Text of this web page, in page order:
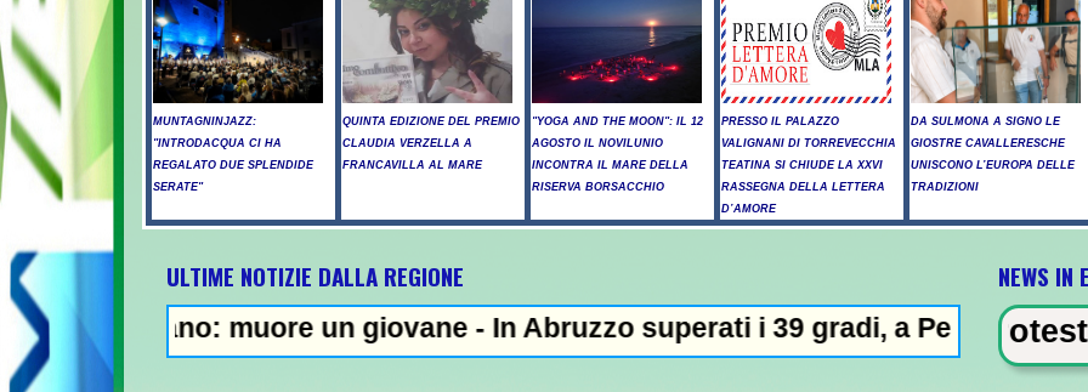
MUNTAGNINJAZZ:
"INTRODACQUA CI HA
REGALATO DUE SPLENDIDE
SERATE"
QUINTA EDIZIONE DEL PREMIO
CLAUDIA VERZELLA A
FRANCAVILLA AL MARE
"YOGA AND THE MOON": IL 12
AGOSTO IL NOVILUNIO
INCONTRA IL MARE DELLA
RISERVA BORSACCHIO
PRESSO IL PALAZZO
VALIGNANI DI TORREVECCHIA
TEATINA SI CHIUDE LA XXVI
RASSEGNA DELLA LETTERA
D’AMORE
DA SULMONA A SIGNO LE
GIOSTRE CAVALLERESCHE
UNISCONO L’EUROPA DELLE
TRADIZIONI
ULTIME NOTIZIE DALLA REGIONE
muore un giovane - In Abruzzo superati i 39 gradi, a Pescara nove giorni
NEWS IN
NEWS IN EVIDENZA - Proteste e